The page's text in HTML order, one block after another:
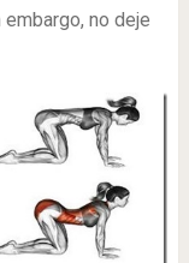
no deje